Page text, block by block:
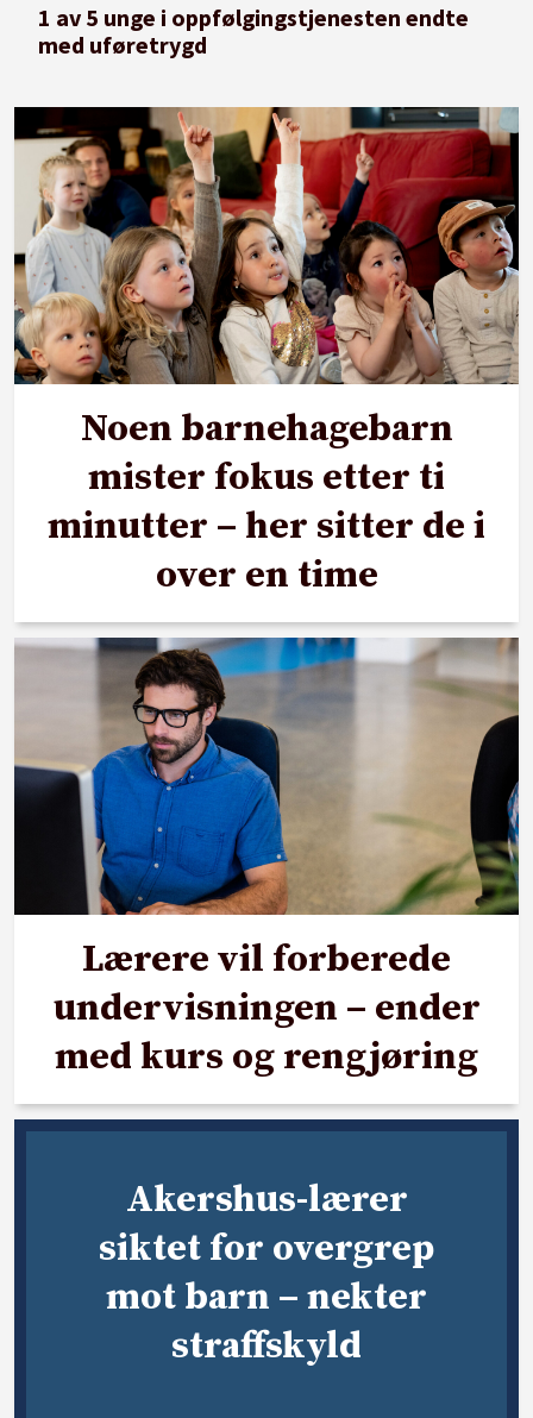
1 av 5 unge i oppfølgingstjenesten endte
med uføretrygd
Noen barnehagebarn
mister fokus etter ti
minutter – her sitter de i
over en time
Lærere vil forberede
undervisningen – ender
med kurs og rengjøring
Akershus-lærer
siktet for overgrep
mot barn – nekter
straffskyld